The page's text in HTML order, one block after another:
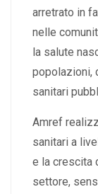
arretrato in
nelle
la salute
popolazioni,
sanitari
Amref
sanitari a
e la crescita
settore,